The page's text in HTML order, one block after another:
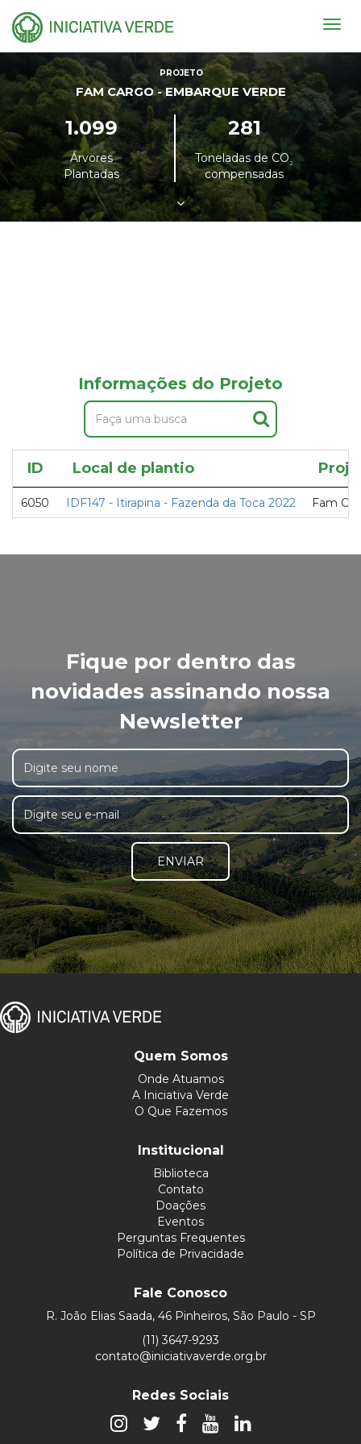
PROJETO
FAM CARGO - EMBARQUE VERDE
1.099
Árvores
Plantadas
281
Toneladas de CO²
compensadas
Informações do Projeto
ID Local de plantio
6050 IDF147 - Itirapina - Fazenda da Toca 2022 Fam
Fique por dentro das
novidades assinando nossa
Newsletter
ENVIAR
Quem Somos
Onde Atuamos
A Iniciativa Verde
O Que Fazemos
Institucional
Biblioteca
Contato
Doações
Eventos
Perguntas Frequentes
Política de Privacidade
Fale Conosco
R. João Elias Saada, 46 Pinheiros, São Paulo - SP
(11) 3647-9293
contato@iniciativaverde.org.br
Redes Sociais